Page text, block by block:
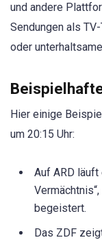
und andere
Sendungen als
oder
Hier einige
um 20:15 Uhr:
Auf ARD
begeistert.
Das ZDF